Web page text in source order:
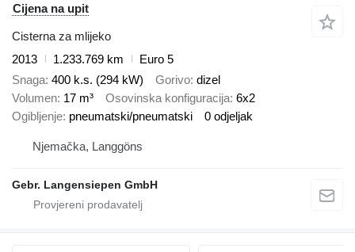
Cijena na upit
Cisterna za mlijeko
2013
1.233.769 km
Euro 5
Snaga 400 k.s. (294 kW) Gorivo dizel
Volumen 17 m³ Osovinska konfiguracija 6x2
Ogibljenje pneumatski/pneumatski 0 odjeljak
Njemačka, Langgöns
Gebr. Langensiepen GmbH